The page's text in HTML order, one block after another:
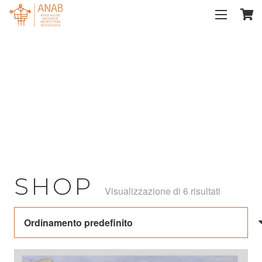
SHOP Visualizzazione di 6 risultati